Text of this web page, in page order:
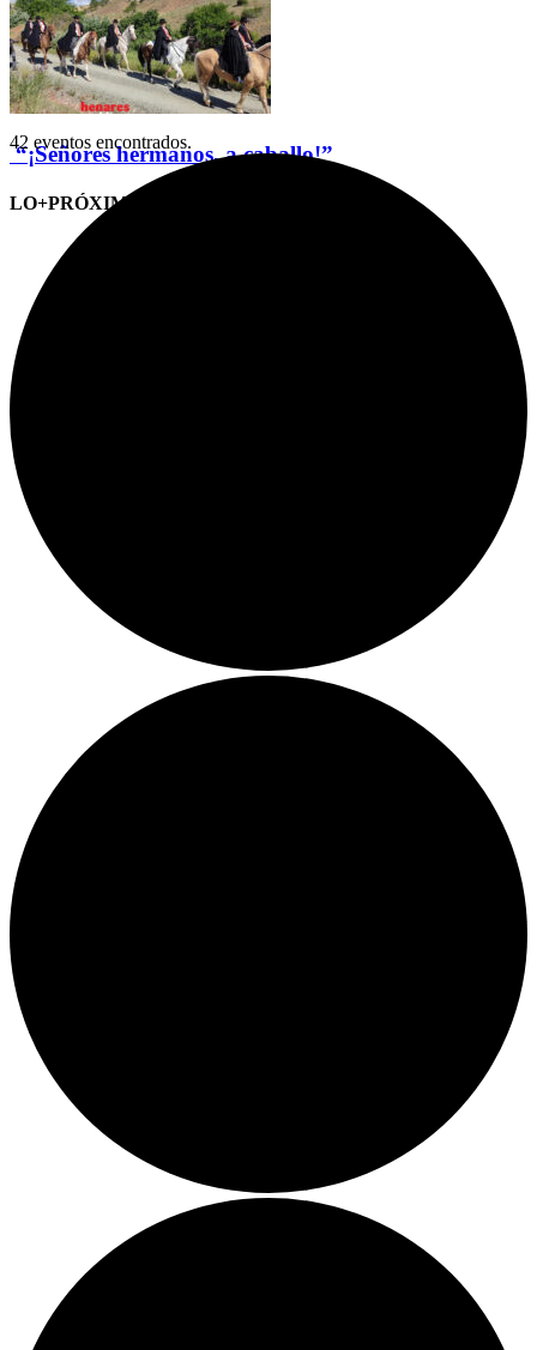
“¡Señores hermanos, a caballo!”
LO+PRÓXIMO (CITAS)
42 eventos encontrados.